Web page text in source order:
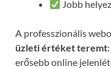
Jobb
A professzionális
üzleti értéket teremt
erősebb online